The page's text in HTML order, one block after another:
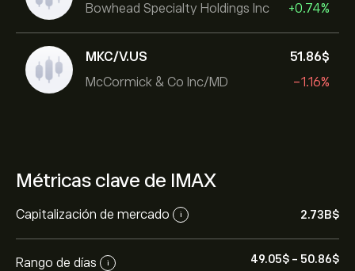
Bowhead Specialty Holdings Inc
+0.74%
MKC/V.US
McCormick & Co Inc/MD
51.86‎$‎
-1.16%
Métricas clave de IMAX
Capitalización de mercado i 2.73B‎$‎
Rango de días i 49.05‎$‎ - 50.86‎$‎